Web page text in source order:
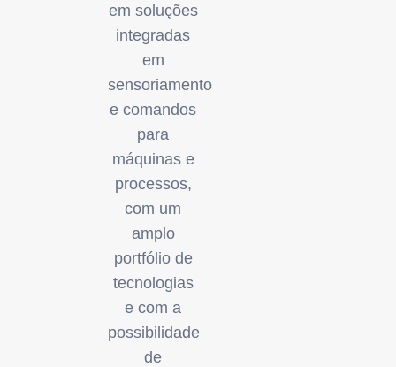
em soluções
integradas
em
sensoriamento
e comandos
para
máquinas e
processos,
com um
amplo
portfólio de
tecnologias
e com a
possibilidade
de